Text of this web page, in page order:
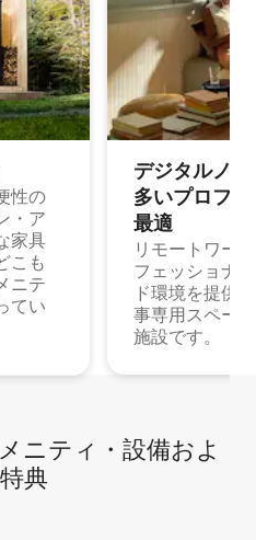
性の
・ア
家具
こも
ニテ
てい
デジタルノ
多⁠いプ⁠ロ⁠フ⁠
最⁠適
リモートワー
フェッショナ
ド環境を提供
事専用スペー
施設です。
ニ⁠テ⁠ィ⁠・設⁠備⁠およ
典